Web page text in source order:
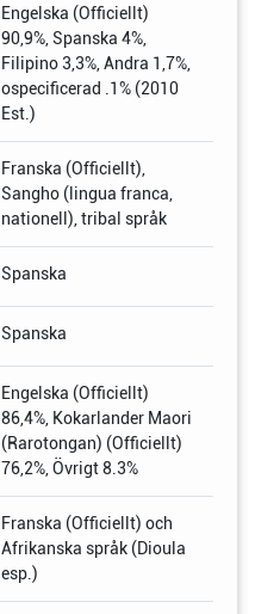
Engelska (Officiellt)
90,9%, Spanska 4%,
Filipino 3,3%, Andra 1,7%,
ospecificerad .1% (2010
Est.)
Franska (Officiellt),
Sangho (lingua franca,
nationell), tribal språk
Spanska
Spanska
Engelska (Officiellt)
86,4%, Kokarlander Maori
(Rarotongan) (Officiellt)
76,2%, Övrigt 8.3%
Franska (Officiellt) och
Afrikanska språk (Dioula
esp.)